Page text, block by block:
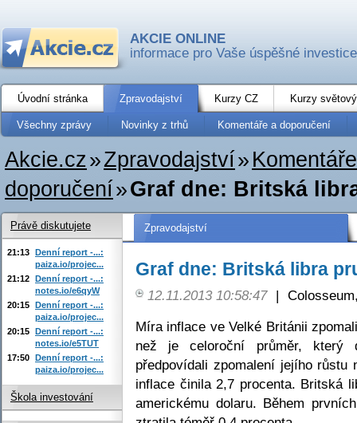
AKCIE ONLINE
informace pro Vaše úspěšné investice
Úvodní stránka Zpravodajství Kurzy CZ Kurzy
Všechny zprávy Novinky z trhů Komentáře a doporučení
Akcie.cz»Zpravodajství»
doporučení»Graf dne: Britská
Zpravodajství
Graf dne: Britská libra
12.11.2013 10:58:47 |
Míra inflace ve Velké Británii
než je celoroční průměr, který
předpovídali zpomalení jejího
inflace činila 2,7 procenta. Britská
americkému dolaru. Během
Právě diskutujete
21:13 Denní report -...:
paiza.io/projec...
21:12 Denní report -...:
notes.io/e6qyW
20:15 Denní report -...:
paiza.io/projec...
20:15 Denní report -...:
notes.io/e5TUT
17:50 Denní report -...:
paiza.io/projec...
Škola investování